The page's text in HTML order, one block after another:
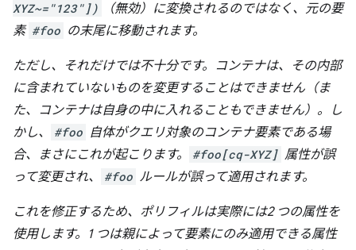
XYZ~="123"])
（無効）に変換されるのではなく、元の要
素 #foo の末尾に移動されます。
ただし、それだけでは不十分です。コンテナは、その内部
に含まれていないものを変更することはできません（ま
た、コンテナは自身の中に入れることもできません）。し
かし、
#foo 自体がクエリ対象のコンテナ要素である場
合、まさにこれが起こります。
#foo[cq-XYZ] 属性が誤
って変更され、
#foo ルールが誤って適用されます。
これを修正するため、ポリフィルは実際には2 つの属性を
使用します。1 つは親によって要素にのみ適用できる属性